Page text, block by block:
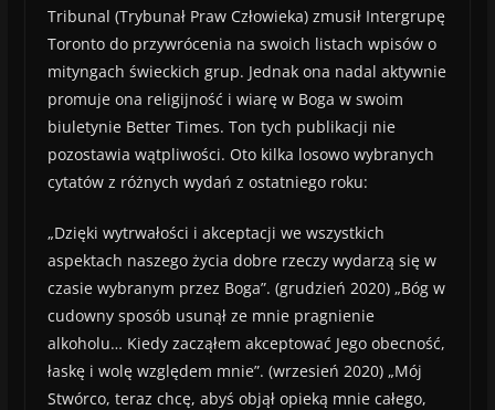
Tribunal (Trybunał Praw Człowieka) zmusił Intergrupę
Toronto do przywrócenia na swoich listach wpisów o
mityngach świeckich grup. Jednak ona nadal aktywnie
promuje ona religijność i wiarę w Boga w swoim
biuletynie Better Times. Ton tych publikacji nie
pozostawia wątpliwości. Oto kilka losowo wybranych
cytatów z różnych wydań z ostatniego roku:
„Dzięki wytrwałości i akceptacji we wszystkich
aspektach naszego życia dobre rzeczy wydarzą się w
czasie wybranym przez Boga”. (grudzień 2020) „Bóg w
cudowny sposób usunął ze mnie pragnienie
alkoholu… Kiedy zacząłem akceptować Jego obecność,
łaskę i wolę względem mnie”. (wrzesień 2020) „Mój
Stwórco, teraz chcę, abyś objął opieką mnie całego,